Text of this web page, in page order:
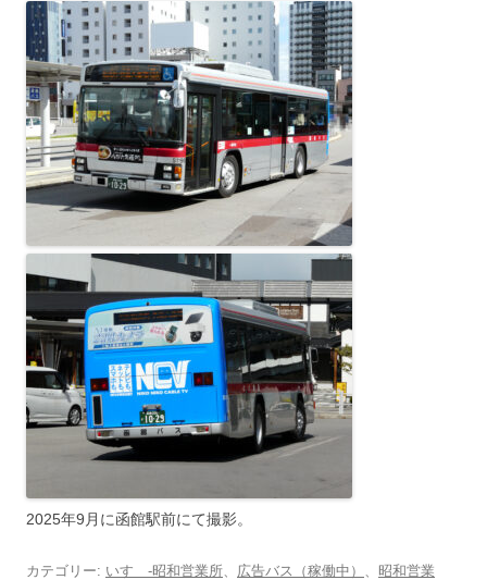
2025年9月に函館駅前にて撮影。
カテゴリー: いすゞ-昭和営業所 広告バス（稼働中）
昭和営業